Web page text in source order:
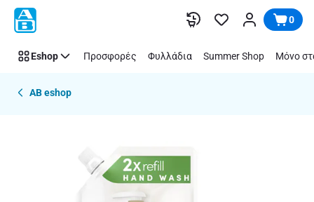
Παράλειψη 0
Eshop Προσφορές Φυλλάδια Summer Shop Μόνο
AB eshop